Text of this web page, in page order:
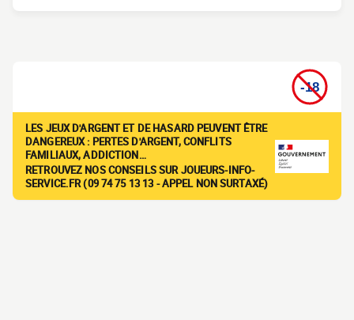
LES JEUX D'ARGENT ET DE HASARD PEUVENT ÊTRE
DANGEREUX : PERTES D'ARGENT, CONFLITS
FAMILIAUX, ADDICTION…
RETROUVEZ NOS CONSEILS SUR JOUEURS-INFO-
SERVICE.FR (09 74 75 13 13 - APPEL NON SURTAXÉ)